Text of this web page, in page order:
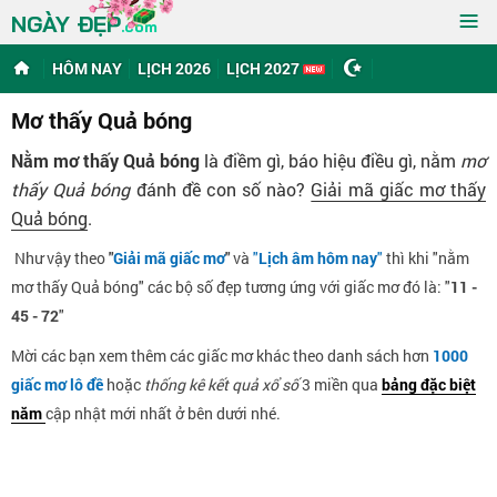
NGÀY ĐẸP.com ≡
HÔM NAY LỊCH 2026 LỊCH 2027
Mơ thấy Quả bóng
Nằm mơ thấy Quả bóng là điềm gì, báo hiệu điều gì, nằm mơ
thấy Quả bóngđánh đề con số nào? Giải mã giấc mơ thấy
Quả bóng.
Như vậy theo"Giải mã giấc mơ"và "Lịch âm hôm nay" thì khi "nằm
mơ thấy Quả bóng" các bộ số đẹp tương ứng với giấc mơ đó là: "11 -
45 - 72"
Mời các bạn xem thêm các giấc mơ khác theo danh sách hơn 1000
giấc mơ lô đề hoặc thống kê kết quả xổ số3 miền qua bảng đặc biệt
nămcập nhật mới nhất ở bên dưới nhé.